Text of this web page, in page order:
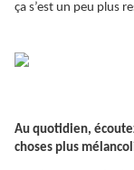
ça s’est un peu plus
Au quotidien,
choses plus